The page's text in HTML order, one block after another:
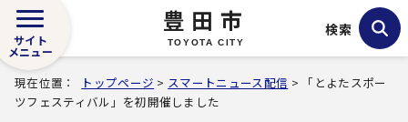
豊田市
TOYOTA CITY
サイト
メニュー
検索
現在位置： トップページ > スマートニュース配信 > 「とよたスポー
ツフェスティバル」を初開催しました